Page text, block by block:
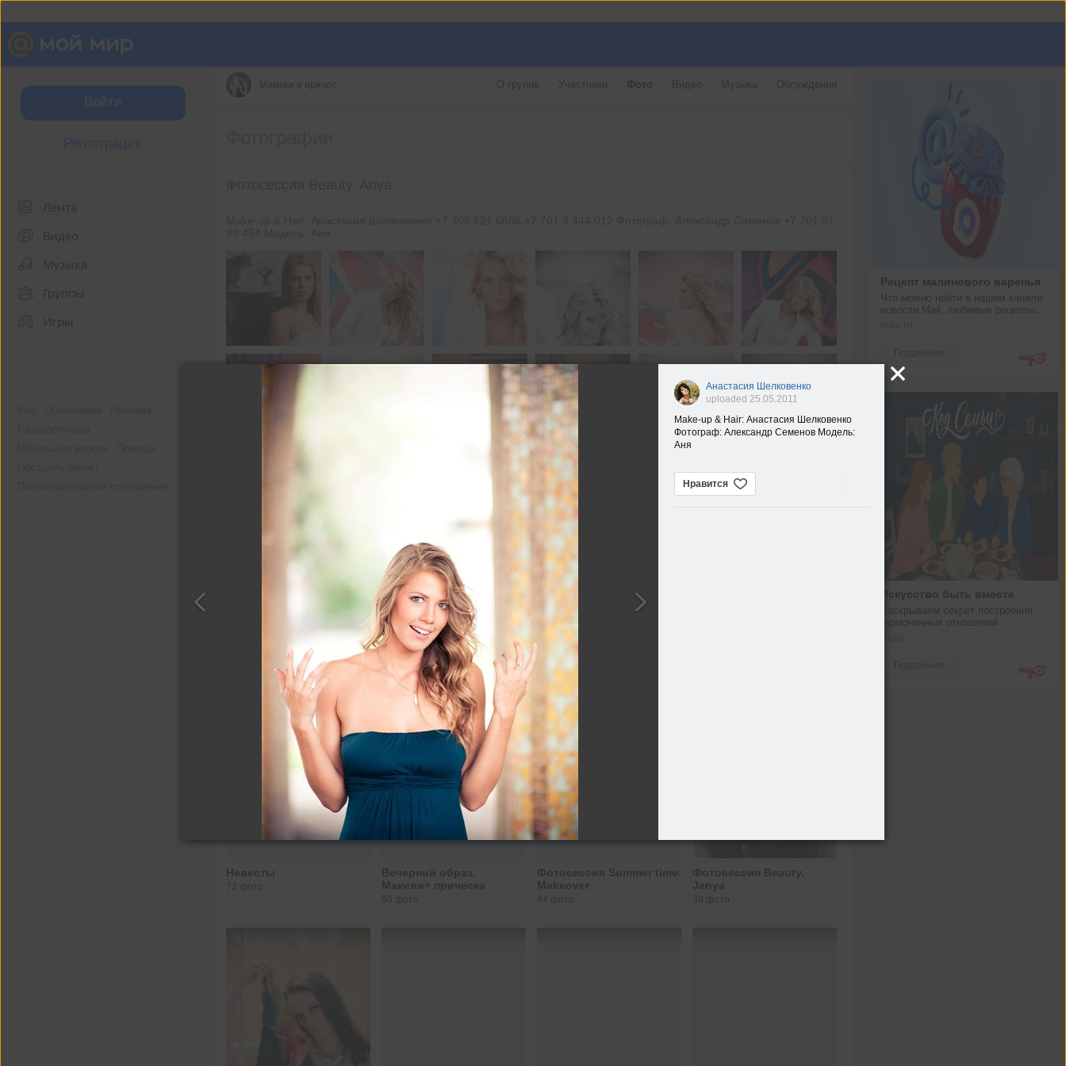
Войти
Лента
Видео
Музыка
Группы
Игры
О группе Участники Фото Видео Музыка Обсуждения
Другие альбомы
Невесты
72 фото
Вечерний образ.
Макияж+ прическа
60 фото
Фотосессия Summer time.
Makeover
44 фото
Фотосессия Beauty.
Jenya
39 фото
Рецепт малинового варенья
Что можно найти в нашем канале:
новости Mail, любимые рецепты...
max.ru
Искусство быть вместе
Раскрываем секрет построения
гармоничных отношений
Леди
Анастасия Шелковенко
uploaded 25.05.2011
Make-up & Hair: Анастасия Шелковенко
Фотограф: Александр Семенов Модель:
Аня
Нравится